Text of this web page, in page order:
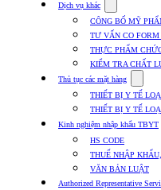
Dịch vụ khác
submenu
for
Dịch
vụ
khác
CÔNG BỐ MỸ
TƯ VẤN CO
THỰC PHẨM
KIỂM TRA CHẤT
Thủ tục các mặt hàng
for
Thủ
tục
mặt
hàng
THIẾT BỊ Y TẾ
THIẾT BỊ Y TẾ
Kinh nghiệm nhập khẩu TBYT
HS CODE
THUẾ NHẬP
VĂN BẢN LUẬT
Authorized Representative